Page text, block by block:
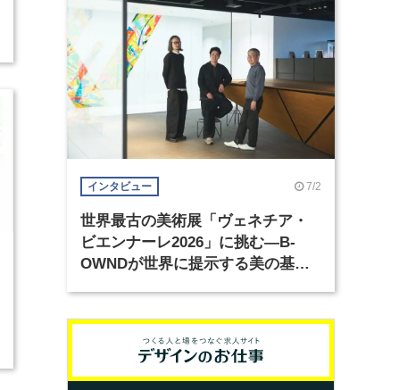
インタビュー 7/2
世界最古の美術展「ヴェネチア・
ビエンナーレ2026」に挑む―B-
OWNDが世界に提示する美の基準